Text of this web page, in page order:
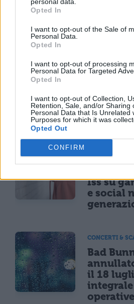
Opted In
I want to opt-out of the Sale of
Personal Data.
Opted In
I want to opt-out of processing
Personal Data for Targeted
Opted In
I want to opt-out of Collection,
Retention, Sale, and/or Sharing
Personal Data that Is Unrelated
Purposes for which it was
Opted Out
CONFIRM
TI POTREBBE
Francia
minori
dell'età
Oltre
Iss su
e social
CONCERTI &
Bad
il 18
operative